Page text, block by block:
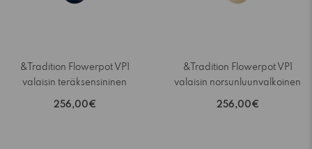
&Tradition Flowerpot VP1
valaisin teräksensininen
256,00€
&Tradition Flowerpot VP1
valaisin norsunluunvalkoinen
256,00€